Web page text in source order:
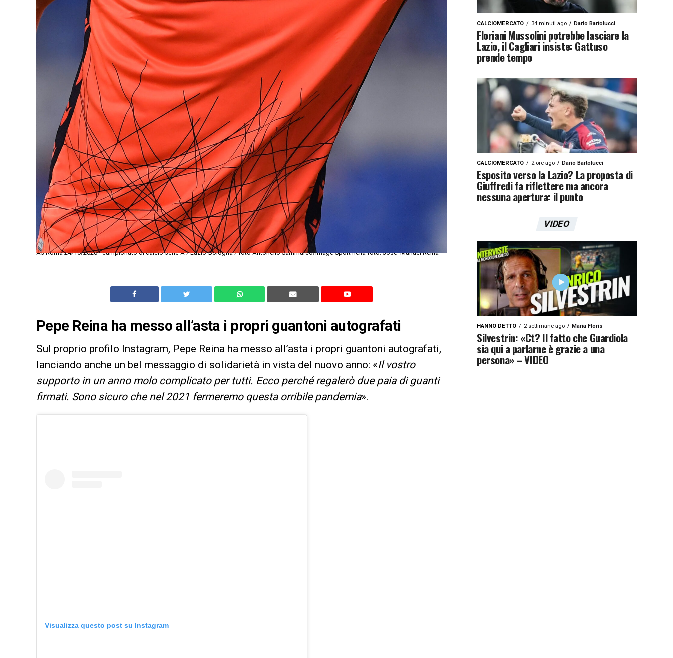
As Roma 24/10/2020 - campionato di calcio serie A / Lazio-Bologna / foto Antonello Sammarco/Image Sport nella foto: Jose' Manuel Reina
Pepe Reina ha messo all’asta i propri guantoni autografati
Sul proprio profilo Instagram, Pepe Reina ha messo all’asta i propri guantoni autografati,
lanciando anche un bel messaggio di solidarietà in vista del nuovo anno: «Ilvostro
supporto in un anno molo complicato per tutti. Ecco perché regalerò due paia di guanti
firmati. Sono sicuro che nel 2021 fermeremo questa orribile pandemia».
Visualizza questo post su Instagram
CALCIOMERCATO 34 minuti ago Dario Bartolucci
Floriani Mussolini potrebbe lasciare la
Lazio, il Cagliari insiste: Gattuso
prende tempo
CALCIOMERCATO 2 ore ago Dario Bartolucci
Esposito verso la Lazio? La proposta di
Giuffredi fa riflettere ma ancora
nessuna apertura: il punto
VIDEO
HANNO DETTO 2 settimane ago Maria Floris
Silvestrin: «Ct? Il fatto che Guardiola
sia qui a parlarne è grazie a una
persona» – VIDEO